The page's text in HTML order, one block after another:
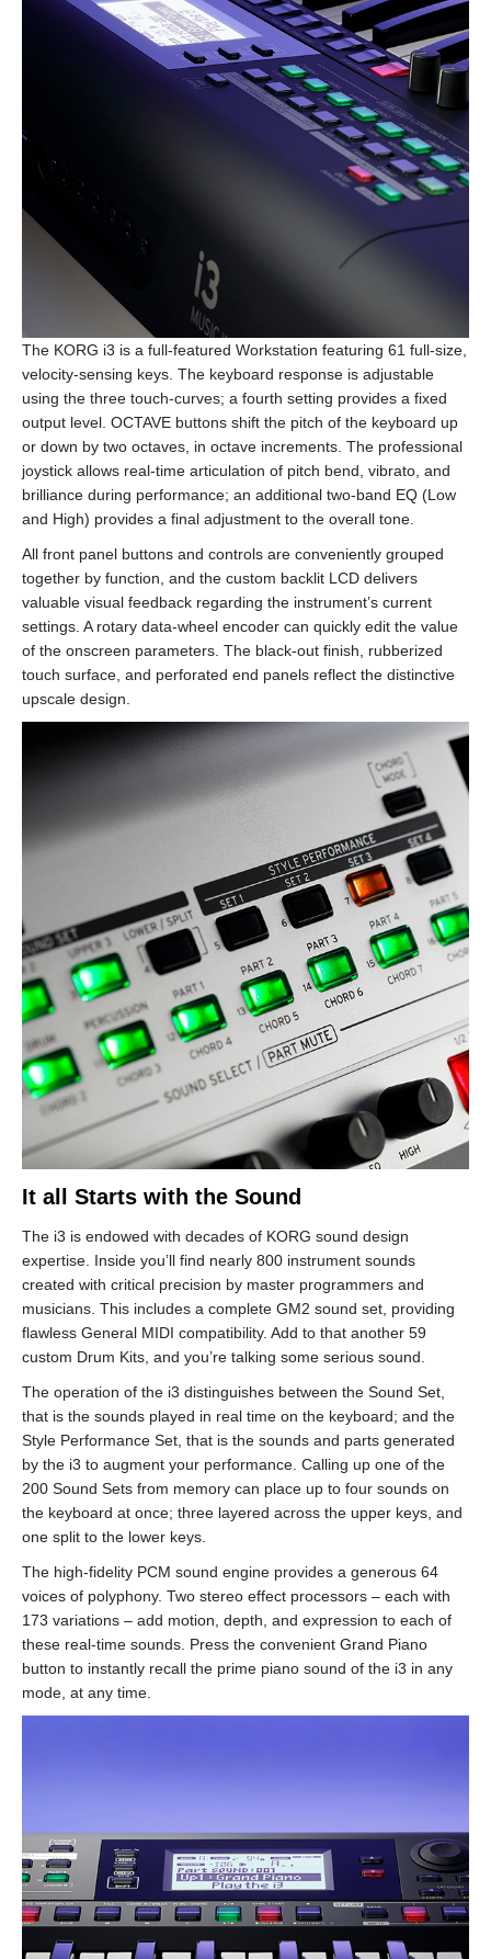
The KORG i3 is a full-featured Workstation featuring 61 full-size,
velocity-sensing keys. The keyboard response is adjustable
using the three touch-curves; a fourth setting provides a fixed
output level. OCTAVE buttons shift the pitch of the keyboard up
or down by two octaves, in octave increments. The professional
joystick allows real-time articulation of pitch bend, vibrato, and
brilliance during performance; an additional two-band EQ (Low
and High) provides a final adjustment to the overall tone.
All front panel buttons and controls are conveniently grouped
together by function, and the custom backlit LCD delivers
valuable visual feedback regarding the instrument’s current
settings. A rotary data-wheel encoder can quickly edit the value
of the onscreen parameters. The black-out finish, rubberized
touch surface, and perforated end panels reflect the distinctive
upscale design.
It all Starts with the Sound
The i3 is endowed with decades of KORG sound design
expertise. Inside you’ll find nearly 800 instrument sounds
created with critical precision by master programmers and
musicians. This includes a complete GM2 sound set, providing
flawless General MIDI compatibility. Add to that another 59
custom Drum Kits, and you’re talking some serious sound.
The operation of the i3 distinguishes between the Sound Set,
that is the sounds played in real time on the keyboard; and the
Style Performance Set, that is the sounds and parts generated
by the i3 to augment your performance. Calling up one of the
200 Sound Sets from memory can place up to four sounds on
the keyboard at once; three layered across the upper keys, and
one split to the lower keys.
The high-fidelity PCM sound engine provides a generous 64
voices of polyphony. Two stereo effect processors – each with
173 variations – add motion, depth, and expression to each of
these real-time sounds. Press the convenient Grand Piano
button to instantly recall the prime piano sound of the i3 in any
mode, at any time.